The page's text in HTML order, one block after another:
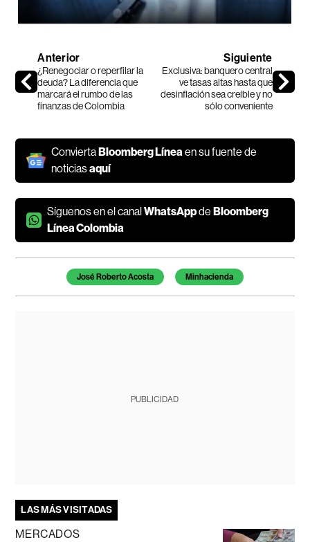
Anterior
¿Renegociar o reperfilar la
deuda? La diferencia que
marcará el rumbo de las
finanzas de Colombia
Siguiente
Exclusiva: banquero central
ve tasas altas hasta que
desinflación sea creíble y no
sólo conveniente
ConviertaBloomberg Líneaen su fuente de
noticiasaquí
Síguenos en el canalWhatsAppdeBloomberg
Línea Colombia
Temas de este artículo
José Roberto Acosta Minhacienda
PUBLICIDAD
LAS MÁS VISITADAS
MERCADOS